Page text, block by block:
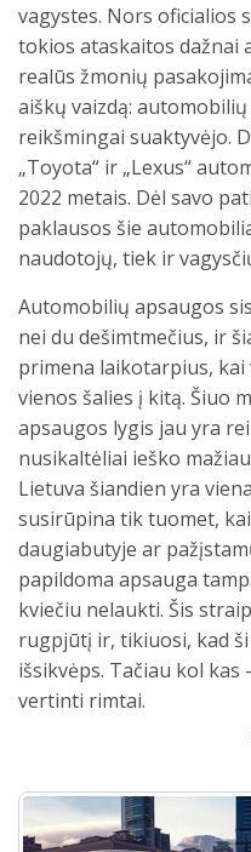
vagystes. Nors oficialios
tokios ataskaitos dažnai
realūs žmonių
aiškų vaizdą:
reikšmingai suaktyvėjo.
„Toyota“ ir „Lexus“
2022 metais. Dėl savo
paklausos šie
naudotojų, tiek ir
Automobilių apsaugos
nei du dešimtmečius, ir
primena laikotarpius, kai
vienos šalies į kitą. Šiuo
apsaugos lygis jau yra
nusikaltėliai ieško
Lietuva šiandien yra
susirūpina tik tuomet,
daugiabutyje ar
papildoma apsauga
kviečiu nelaukti. Šis
rugpjūtį ir, tikiuosi, kad
išsikvėps. Tačiau kol
vertinti rimtai.